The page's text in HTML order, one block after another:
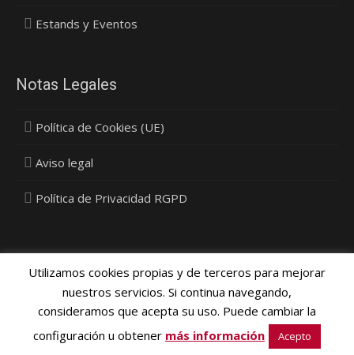
Estands y Eventos
Notas Legales
Política de Cookies (UE)
Aviso legal
Política de Privacidad RGPD
Política Privacidad, Cookies y Protección de Datos- © 2015
Vinyldecor SL - DiseñoMedia Next Ltd.
Utilizamos cookies propias y de terceros para mejorar
nuestros servicios. Si continua navegando,
consideramos que acepta su uso. Puede cambiar la
configuración u obtener más información Acepto